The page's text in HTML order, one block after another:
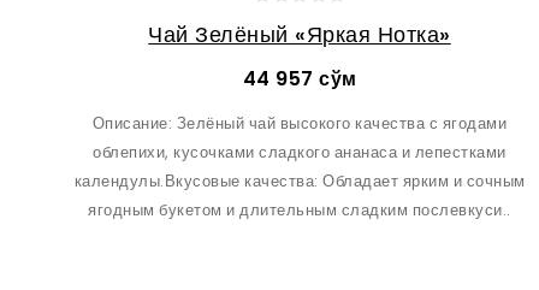
Чай Зелёный «Яркая Нотка»
44 957 сўм
Описание: Зелёный чай высокого качества с ягодами
облепихи, кусочками сладкого ананаса и лепестками
календулы.Вкусовые качества: Обладает ярким и сочным
ягодным букетом и длительным сладким послевкуси..